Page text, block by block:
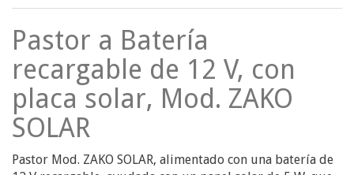
Pastor a Batería
recargable de 12 V, con
placa solar, Mod. ZAKO
SOLAR
Pastor Mod. ZAKO SOLAR, alimentado con una batería de